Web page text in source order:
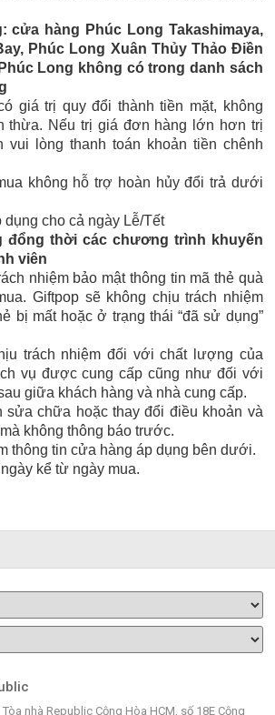
cửa hàng Phúc Long Takashimaya,
Phúc Long Xuân Thủy Thảo Điền
Long không có trong danh sách
giá trị quy đổi thành tiền mặt, không
thừa. Nếu trị giá đơn hàng lớn hơn trị
vui lòng thanh toán khoản tiền chênh
không hỗ trợ hoàn hủy đổi trả dưới
dụng cho cả ngày Lễ/Tết
đổng thời các chương trình khuyến
viên
nhiệm bảo mật thông tin mã thẻ quà
Giftpop sẽ không chịu trách nhiệm
bị mất hoặc ở trạng thái “đã sử dụng”
trách nhiệm đối với chất lượng của
vụ được cung cấp cũng như đối với
giữa khách hàng và nhà cung cấp.
sửa chữa hoặc thay đổi điều khoản và
không thông báo trước.
thông tin cửa hàng áp dụng bên dưới.
kể từ ngày mua.
nhà Republic Cộng Hòa HCM, số 18E Cộng